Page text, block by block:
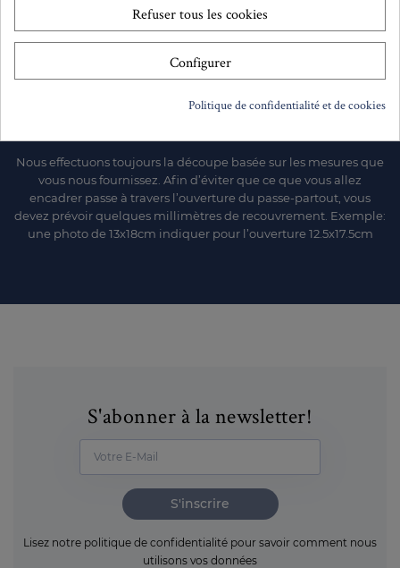
stock permanent. En plus de la gamme standard, nous
proposons une large gamme de spécialités: biseau épais,
colorés ou des surfaces au décor unique.
Nous effectuons toujours la découpe basée sur les mesures que
vous nous fournissez. Afin d’éviter que ce que vous allez
encadrer passe à travers l’ouverture du passe-partout, vous
devez prévoir quelques millimètres de recouvrement. Exemple:
une photo de 13x18cm indiquer pour l’ouverture 12.5x17.5cm
S'abonner à la newsletter!
S'inscrire
Lisez notre politique de confidentialité pour savoir comment nous
utilisons vos données
Refuser tous les cookies
Configurer
Politique de confidentialité et de cookies